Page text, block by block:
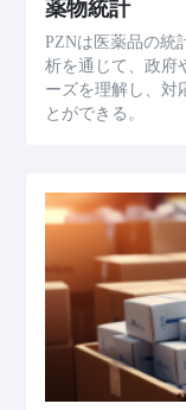
薬物統計
PZNは医薬品の統
析を通じて、政府
ーズを理解し、対
とができる。